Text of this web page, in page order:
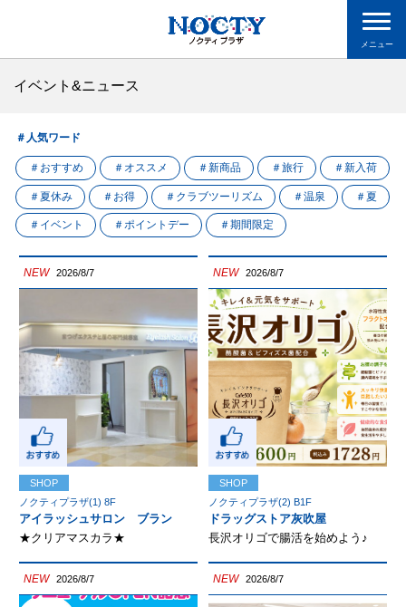
メニュー
イベント&ニュース
＃人気ワード
＃おすすめ ＃オススメ ＃新商品 ＃旅行 ＃新入荷
＃夏休み ＃お得 ＃クラブツーリズム ＃温泉 ＃夏
＃イベント ＃ポイントデー ＃期間限定
NEW 2026/8/7
SHOP
ノクティプラザ(1) 8F
アイラッシュサロン ブラン
★クリアマスカラ★
NEW 2026/8/7
SHOP
ノクティプラザ(2) B1F
ドラッグストア灰吹屋
長沢オリゴで腸活を始めよう♪
NEW 2026/8/7 NEW 2026/8/7